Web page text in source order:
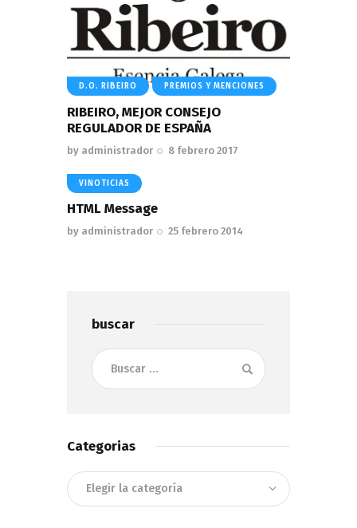
D.O. RIBEIRO PREMIOS Y MENCIONES
RIBEIRO, MEJOR CONSEJO
REGULADOR DE ESPAÑA
by administrador 8 febrero 2017
VINOTICIAS
HTML Message
by administrador 25 febrero 2014
buscar
Buscar:
Categorias
Categorias